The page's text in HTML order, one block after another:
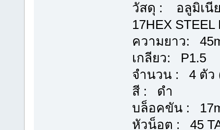
วัสดุ : อลูมิเนีย
17HEX STEEL
ความยาว:
เกลียว: P1.5
จำนวน : 4 ตัว
สี : ดำ
บล็อคขัน :
หัวน็อต : 45